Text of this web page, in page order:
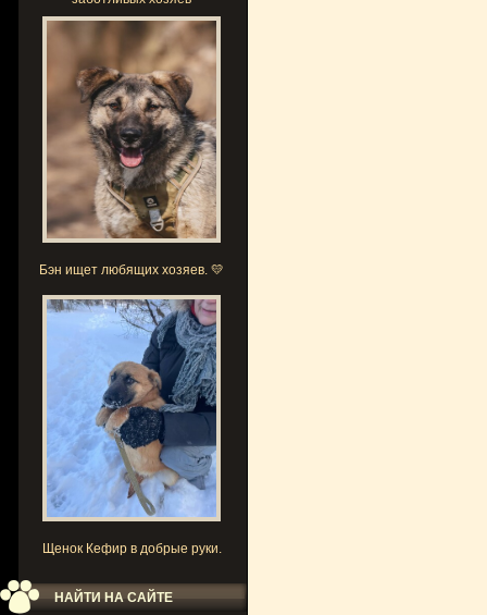
Бэн ищет любящих хозяев. 💛
Щенок Кефир в добрые руки.
НАЙТИ НА САЙТЕ